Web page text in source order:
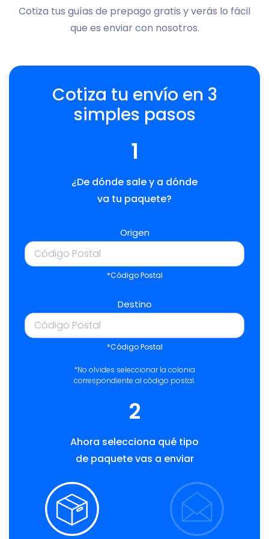
Cotiza tus guías de prepago gratis y verás lo fácil
que es enviar con nosotros.
Cotiza tu envío en 3
simples pasos
1
¿De dónde sale y a dónde
va tu paquete?
Origen
*Código Postal
Destino
*Código Postal
*No olvides seleccionar la colonia
correspondiente al código postal.
2
Ahora selecciona qué tipo
de paquete vas a enviar